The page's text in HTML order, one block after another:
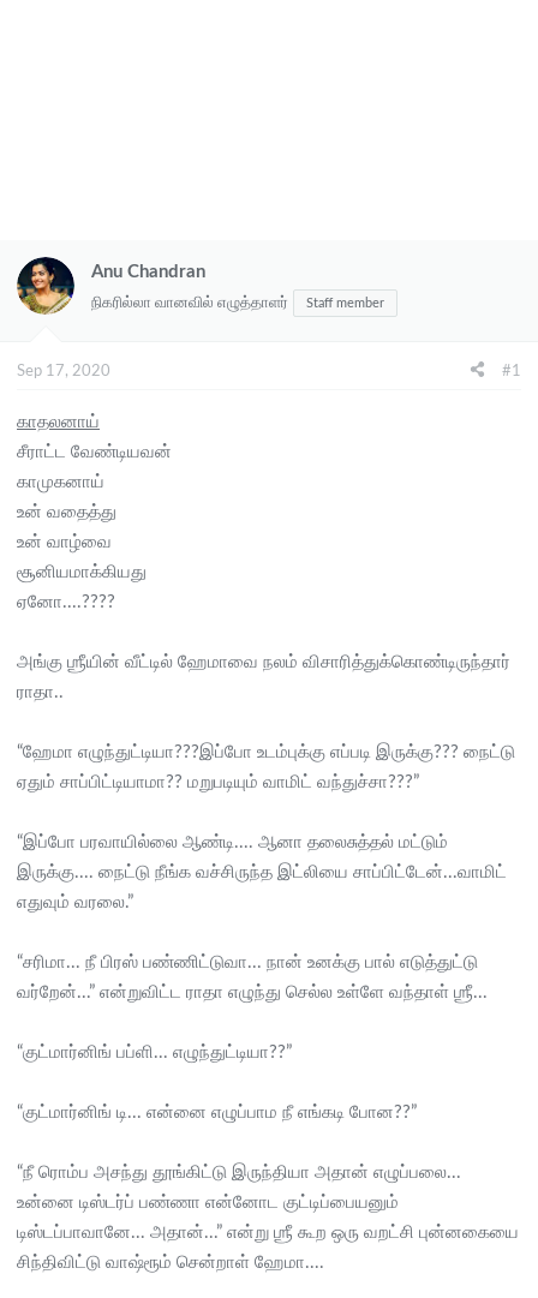
Anu Chandran
நிகரில்லா வானவில் எழுத்தாளர் Staff member
Sep 17, 2020 #1
காதலனாய்
சீராட்ட வேண்டியவன்
காமுகனாய்
உன் வதைத்து
உன் வாழ்வை
சூனியமாக்கியது
ஏனோ....????
அங்கு ஶ்ரீயின் வீட்டில் ஹேமாவை நலம் விசாரித்துக்கொண்டிருந்தார்
ராதா..
“ஹேமா எழுந்துட்டியா???இப்போ உடம்புக்கு எப்படி இருக்கு??? நைட்டு
ஏதும் சாப்பிட்டியாமா?? மறுபடியும் வாமிட் வந்துச்சா???”
“இப்போ பரவாயில்லை ஆண்டி.... ஆனா தலைசுத்தல் மட்டும்
இருக்கு.... நைட்டு நீங்க வச்சிருந்த இட்லியை சாப்பிட்டேன்...வாமிட்
எதுவும் வரலை.”
“சரிமா... நீ பிரஸ் பண்ணிட்டுவா... நான் உனக்கு பால் எடுத்துட்டு
வர்றேன்...” என்றுவிட்ட ராதா எழுந்து செல்ல உள்ளே வந்தாள் ஶ்ரீ...
“குட்மார்னிங் பப்ளி... எழுந்துட்டியா??”
“குட்மார்னிங் டி... என்னை எழுப்பாம நீ எங்கடி போன??”
“நீ ரொம்ப அசந்து தூங்கிட்டு இருந்தியா அதான் எழுப்பலை...
உன்னை டிஸ்டர்ப் பண்ணா என்னோட குட்டிப்பையனும்
டிஸ்டப்பாவானே... அதான்...” என்று ஶ்ரீ கூற ஒரு வறட்சி புன்னகையை
சிந்திவிட்டு வாஷ்ரூம் சென்றாள் ஹேமா....